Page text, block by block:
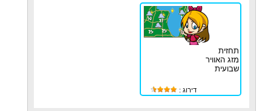
תחזית
מזג האוויר
שבועית
דירוג :